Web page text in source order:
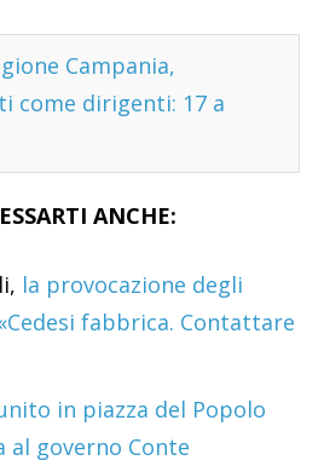
Campania,
come dirigenti: 17 a
ANCHE:
la provocazione degli
fabbrica. Contattare
in piazza del Popolo
al governo Conte